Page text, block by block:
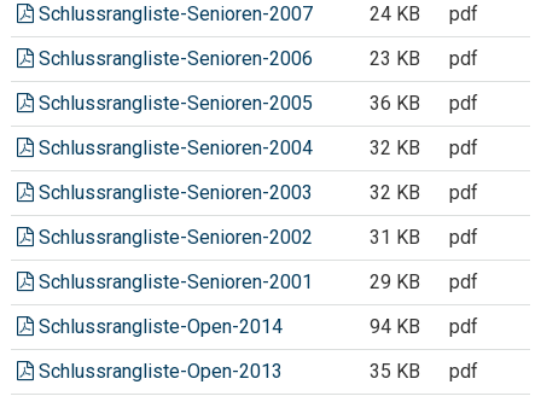
Schlussrangliste-Senioren-2007
24 KB
pdf
Schlussrangliste-Senioren-2006
23 KB
pdf
Schlussrangliste-Senioren-2005
36 KB
pdf
Schlussrangliste-Senioren-2004
32 KB
pdf
Schlussrangliste-Senioren-2003
32 KB
pdf
Schlussrangliste-Senioren-2002
31 KB
pdf
Schlussrangliste-Senioren-2001
29 KB
pdf
Schlussrangliste-Open-2014
94 KB
pdf
Schlussrangliste-Open-2013
35 KB
pdf